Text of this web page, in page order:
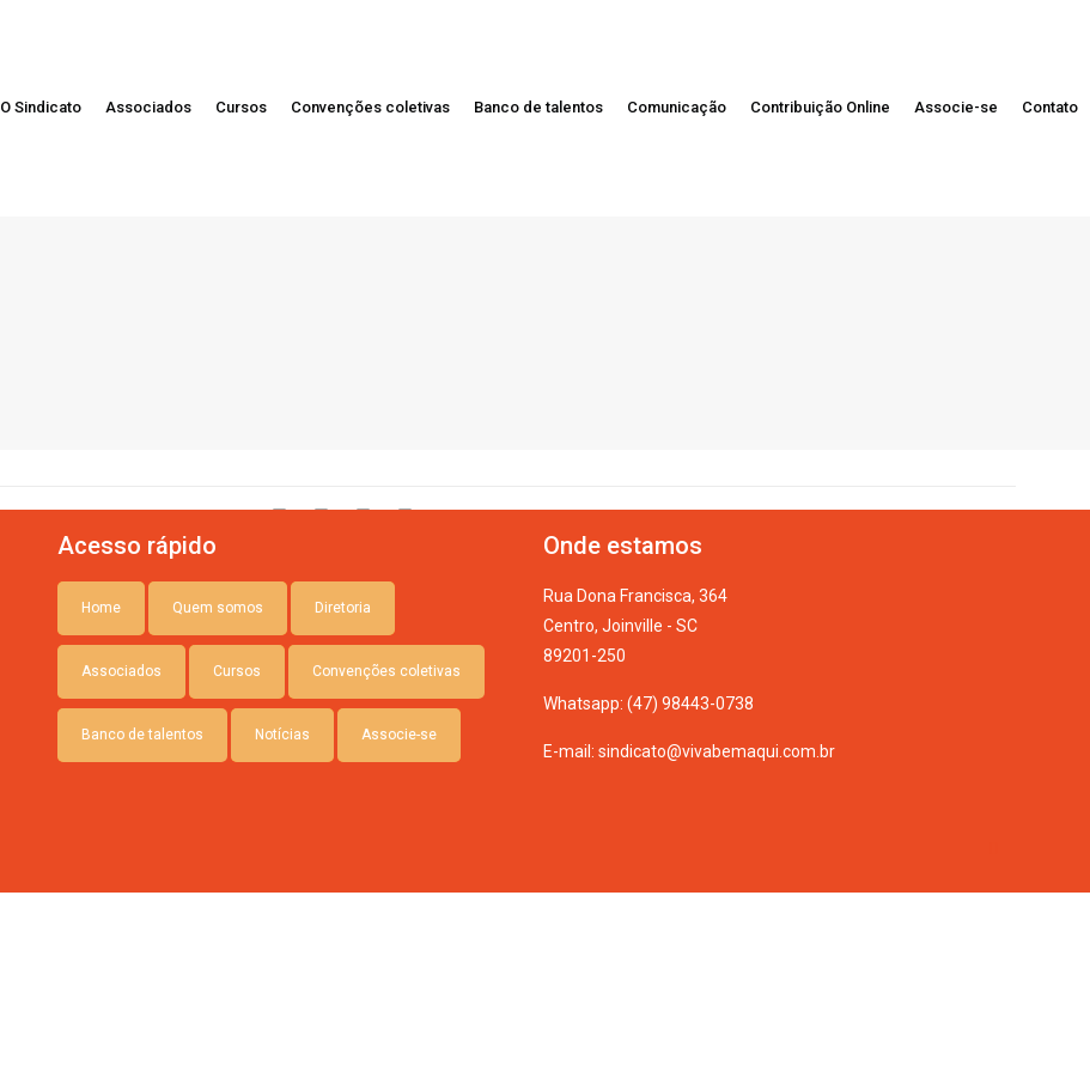
O Sindicato Associados Cursos Convenções coletivas Banco de talentos Comunicação Contribuição Online Associe-se Contato
Acesso rápido
Home Quem somos Diretoria
Associados Cursos Convenções coletivas
Banco de talentos Notícias Associe-se
Onde estamos
Rua Dona Francisca, 364
Centro, Joinville - SC
89201-250
Whatsapp: (47) 98443-0738
E-mail: sindicato@vivabemaqui.com.br